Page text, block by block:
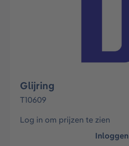
Glijring
T10609
Log in om prijzen te zien
Inloggen